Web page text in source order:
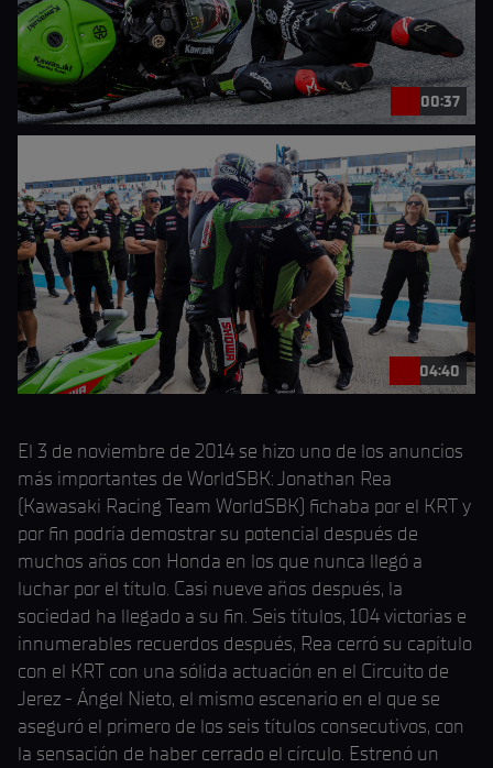
00:37
04:40
El 3 de noviembre de 2014 se hizo uno de los anuncios
más importantes de WorldSBK: Jonathan Rea
(Kawasaki Racing Team WorldSBK) fichaba por el KRT y
por fin podría demostrar su potencial después de
muchos años con Honda en los que nunca llegó a
luchar por el título. Casi nueve años después, la
sociedad ha llegado a su fin. Seis títulos, 104 victorias e
innumerables recuerdos después, Rea cerró su capítulo
con el KRT con una sólida actuación en el Circuito de
Jerez - Ángel Nieto, el mismo escenario en el que se
aseguró el primero de los seis títulos consecutivos, con
la sensación de haber cerrado el círculo. Estrenó un